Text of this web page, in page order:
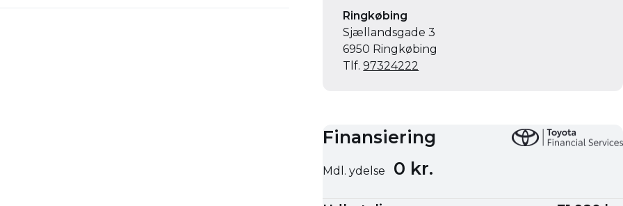
betaling og altid mulighed for at få repareret din
Ringkøbing
Sjællandsgade 3
6950 Ringkøbing
Tlf.97324222